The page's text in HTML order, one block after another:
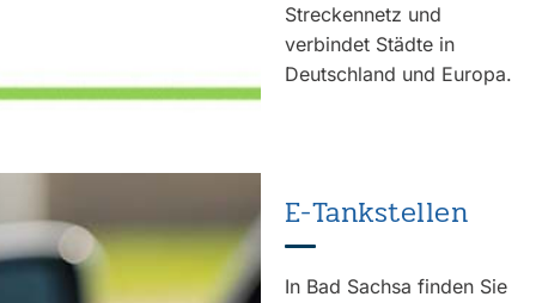
Streckennetz und
verbindet Städte in
Deutschland und Europa.
E-Tankstellen
In Bad Sachsa finden Sie